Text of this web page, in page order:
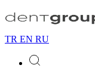
TR EN RU